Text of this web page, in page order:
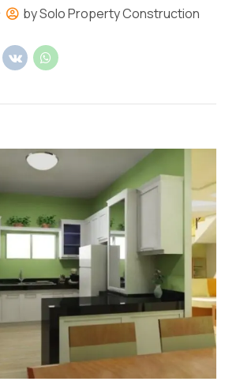
by Solo Property Construction